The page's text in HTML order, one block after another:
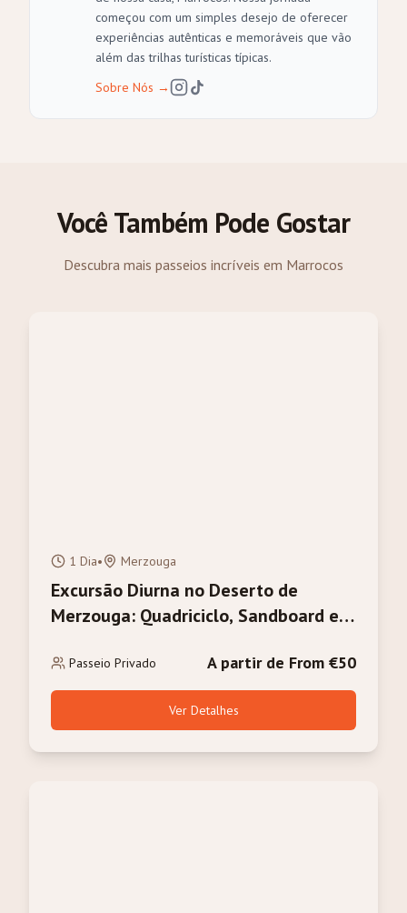
começou com um simples desejo de oferecer
experiências autênticas e memoráveis que vão
além das trilhas turísticas típicas.
Sobre Nós →
Você Também Pode Gostar
Descubra mais passeios incríveis em Marrocos
1 Dia• Merzouga
Excursão Diurna no Deserto de
Merzouga: Quadriciclo, Sandboard e
Passeio Privado A partir de From €50
Ver Detalhes